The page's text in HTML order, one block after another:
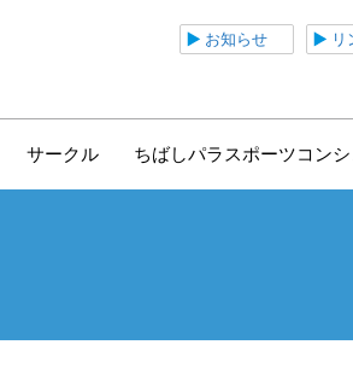
人千葉市スポ リ
お知らせ
サークル ちばしパラスポーツコンシ